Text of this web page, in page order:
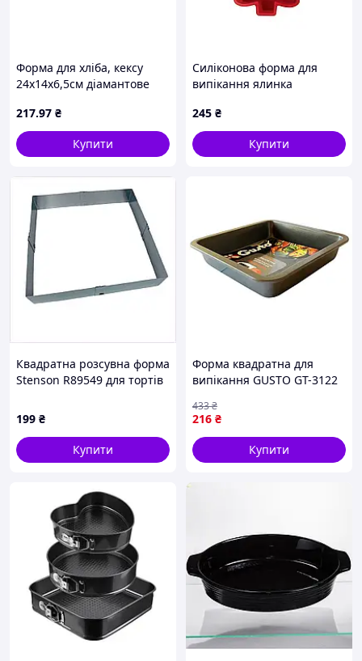
Форма для хліба, кексу
24х14х6,5см діамантове
217.97 ₴
Купити
Силіконова форма для
випікання ялинка
Silicone Baking Mould
SilverCrest
245 ₴
Купити
Квадратна розсувна форма
Stenson R89549 для тортів
199 ₴
Купити
Форма квадратна для
випікання GUSTO GT-3122
з антипригарним
покриттям Чорний
216 ₴
433₴
Купити